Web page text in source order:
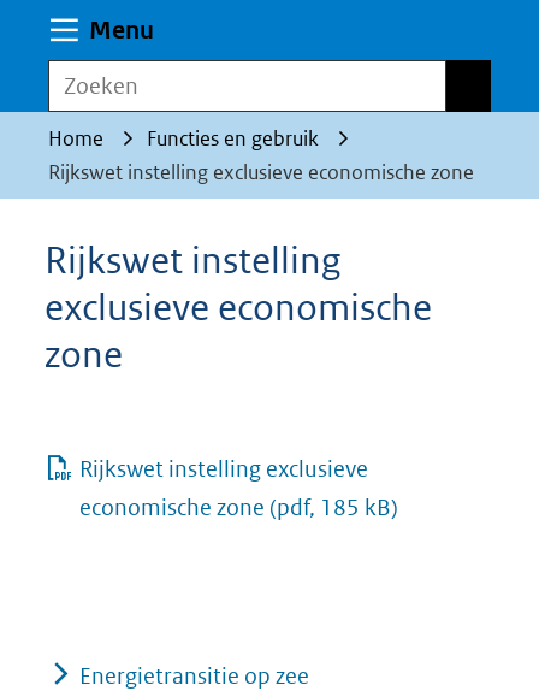
geweigerd.
Menu
Zoeken
Home
Functies en gebruik
Rijkswet instelling exclusieve economische zone
Rijkswet instelling
exclusieve economische
zone
Rijkswet instelling exclusieve
economische zone (pdf, 185 kB)
Energietransitie op zee